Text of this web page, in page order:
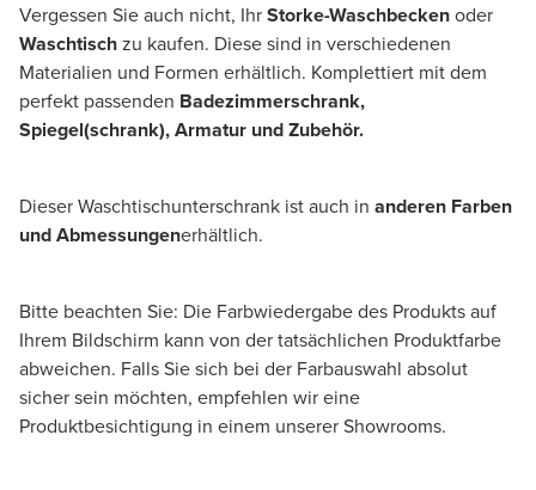
Vergessen Sie auch nicht, IhrStorke-Waschbeckenoder
Waschtischzu kaufen. Diese sind in verschiedenen
Materialien und Formen erhältlich. Komplettiert mit dem
perfekt passenden Badezimmerschrank,
Spiegel(schrank), Armatur und Zubehör.
Dieser Waschtischunterschrank ist auch in anderen Farben
und Abmessungenerhältlich.
Bitte beachten Sie: Die Farbwiedergabe des Produkts auf
Ihrem Bildschirm kann von der tatsächlichen Produktfarbe
abweichen. Falls Sie sich bei der Farbauswahl absolut
sicher sein möchten, empfehlen wir eine
Produktbesichtigung in einem unserer Showrooms.